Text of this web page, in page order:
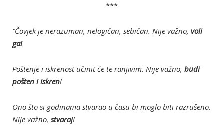
***
“Čovjek je nerazuman, nelogičan, sebičan. Nije važno, voli
ga!
Poštenje i iskrenost učinit će te ranjivim. Nije važno, budi
pošten i iskren!
Ono što si godinama stvarao u času bi moglo biti razrušeno.
Nije važno, stvaraj!